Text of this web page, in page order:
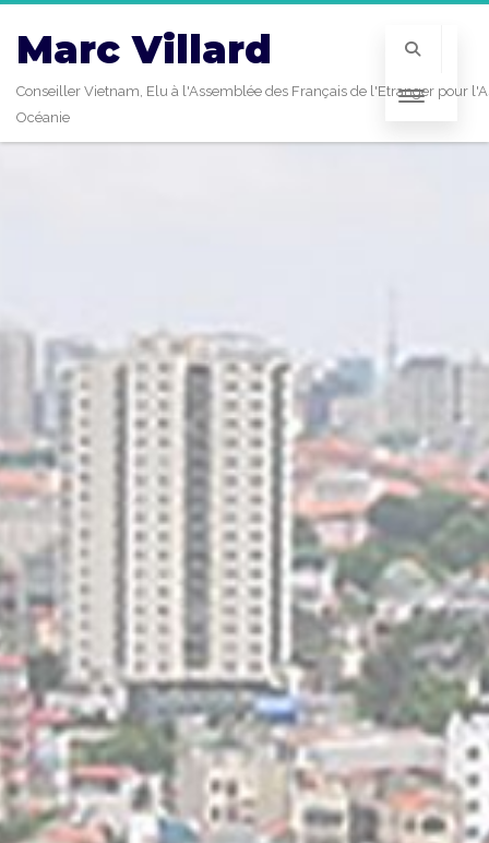
Marc Villard
Conseiller Vietnam, Elu à l'Assemblée des Français de l'Etranger pour
Océanie